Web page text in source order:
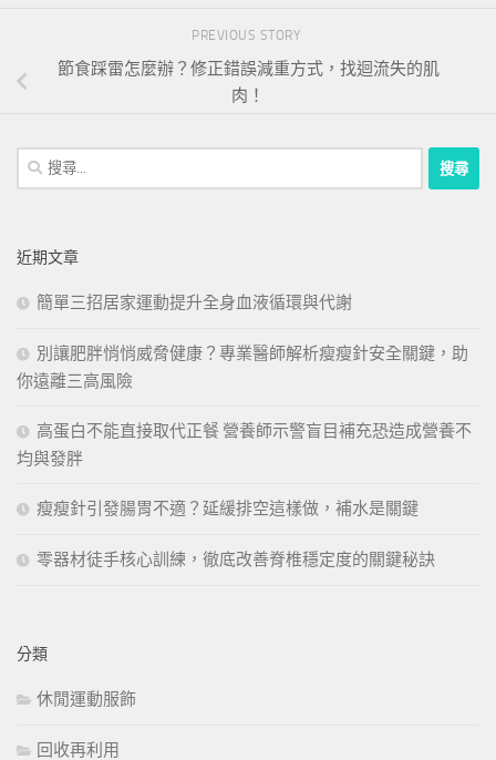
PREVIOUS STORY
節食踩雷怎麼辦？修正錯誤減重方式，找迴流失的肌
肉！
搜
尋
字:
近期文章
簡單三招居家運動提升全身血液循環與代謝
別讓肥胖悄悄威脅健康？專業醫師解析瘦瘦針安全關鍵，助
你遠離三高風險
高蛋白不能直接取代正餐 營養師示警盲目補充恐造成營養不
均與發胖
瘦瘦針引發腸胃不適？延緩排空這樣做，補水是關鍵
零器材徒手核心訓練，徹底改善脊椎穩定度的關鍵秘訣
分類
休閒運動服飾
回收再利用